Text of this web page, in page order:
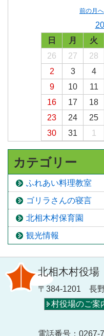
前の月へ
日
月 火
26
27 28
2
3 4
9
10 11
16
17 18
23
24 25
30
31 1
カテゴリー
ふれあい料理教室
ゴリラさんの寝言
北相木村保育園
観光情報
北相木村役場
〒384-1201 長
村役場のご案
電話番号：